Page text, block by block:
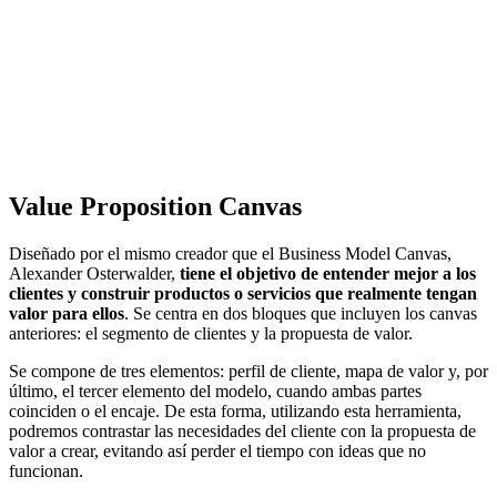
Value Proposition Canvas
Diseñado por el mismo creador que el Business Model Canvas,
Alexander Osterwalder, tiene el objetivo de entender mejor a los
clientes y construir productos o servicios que realmente tengan
valor para ellos. Se centra en dos bloques que incluyen los canvas
anteriores: el segmento de clientes y la propuesta de valor.
Se compone de tres elementos: perfil de cliente, mapa de valor y, por
último, el tercer elemento del modelo, cuando ambas partes
coinciden o el encaje. De esta forma, utilizando esta herramienta,
podremos contrastar las necesidades del cliente con la propuesta de
valor a crear, evitando así perder el tiempo con ideas que no
funcionan.